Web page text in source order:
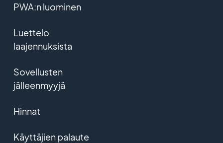
PWA:n luominen
Luettelo
laajennuksista
Sovellusten
jälleenmyyjä
Hinnat
Käyttäjien palaute